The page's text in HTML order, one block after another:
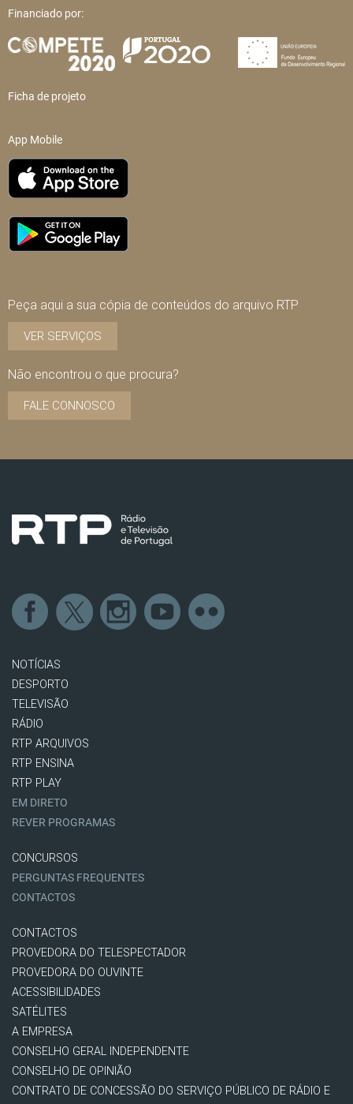
Financiado por:
Ficha de projeto
App Mobile
Peça aqui a sua cópia de conteúdos do arquivo RTP
VER SERVIÇOS
Não encontrou o que procura?
FALE CONNOSCO
NOTÍCIAS
DESPORTO
TELEVISÃO
RÁDIO
RTP ARQUIVOS
RTP ENSINA
RTP PLAY
EM DIRETO
REVER PROGRAMAS
CONCURSOS
PERGUNTAS FREQUENTES
CONTACTOS
CONTACTOS
PROVEDORA DO TELESPECTADOR
PROVEDORA DO OUVINTE
ACESSIBILIDADES
SATÉLITES
A EMPRESA
CONSELHO GERAL INDEPENDENTE
CONSELHO DE OPINIÃO
CONTRATO DE CONCESSÃO DO SERVIÇO PÚBLICO DE RÁDIO E